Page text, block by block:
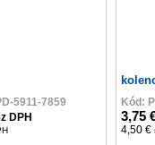
5911-7859
DPH
Kód:
3,75
4,50 €